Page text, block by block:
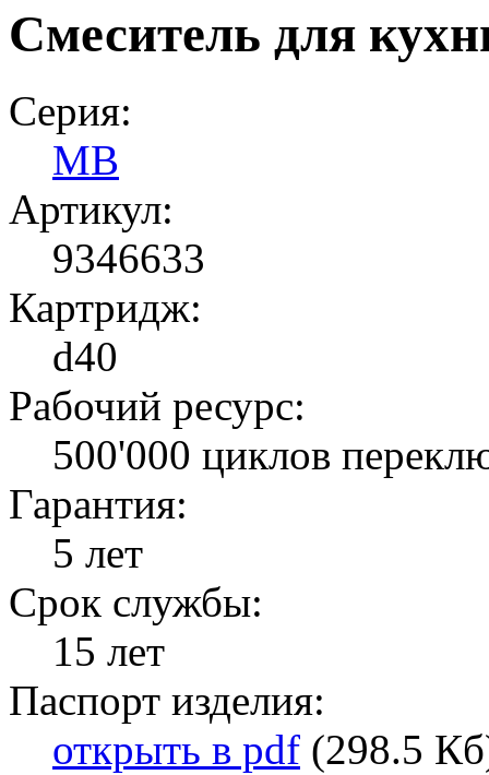
Смеситель для
Серия:
MB
Артикул:
9346633
Картридж:
d40
Рабочий ресурс:
500'000 циклов
Гарантия:
5 лет
Срок службы:
15 лет
Паспорт изделия:
открыть в pdf (298.5